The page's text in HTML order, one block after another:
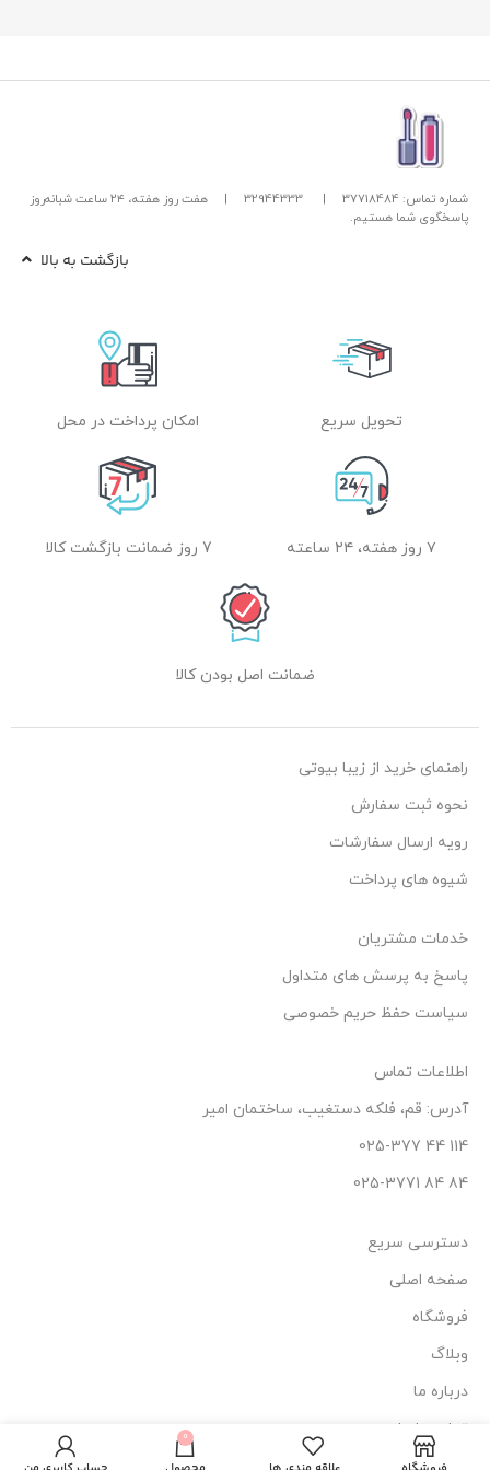
شماره تماس: 37718484 |
32944333
|
هفت روز هفته، ۲۴ ساعت شبانه‌روز
پاسخگوی شما هستیم.
بازگشت به بالا
تحویل سریع امکان پرداخت در محل
۷ روز هفته، ۲۴ ساعته 7 روز ضمانت بازگشت کالا
ضمانت اصل بودن کالا
راهنمای خرید از زیبا بیوتی
نحوه ثبت سفارش
رویه ارسال سفارشات
شیوه های پرداخت
خدمات مشتریان
پاسخ به پرسش های متداول
سیاست حفظ حریم خصوصی
اطلاعات تماس
آدرس: قم، فلکه دستغیب، ساختمان امیر
114 44 025-377
84 84 025-3771
دسترسی سریع
صفحه اصلی
فروشگاه
وبلاگ
درباره ما
تماس با ما دهنده و براق کننده
موهای رنگ شده و
–0